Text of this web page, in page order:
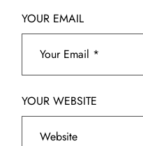
YOUR EMAIL
YOUR WEBSITE